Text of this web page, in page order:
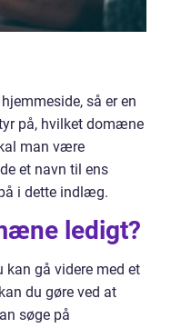
så er en
på, hvilket domæne
man være
et navn til ens
i dette indlæg.
ledigt?
kan gå videre med et
du gøre ved at
søge på